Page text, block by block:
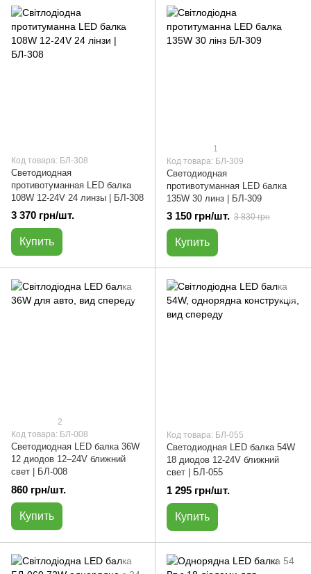
Код товара: БЛ-308
Светодиодная
противотуманная LED балка
108W 12-24V 24 линзы | БЛ-308
3 370 грн/шт.
Купить
1
Код товара: БЛ-309
Светодиодная
противотуманная LED балка
135W 30 линз | БЛ-309
3 150 грн/шт. 3 830 грн
Купить
2
Код товара: БЛ-008
Светодиодная LED балка 36W
12 диодов 12–24V ближний
свет | БЛ-008
860 грн/шт.
Купить
Код товара: БЛ-055
Светодиодная LED балка 54W
18 диодов 12-24V ближний
свет | БЛ-055
1 295 грн/шт.
Купить